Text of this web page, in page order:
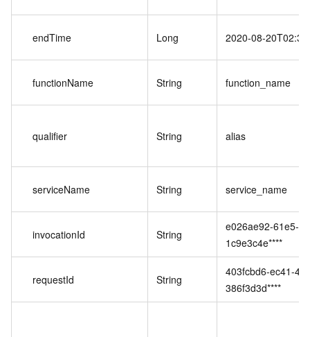
endTime Long 2020-08-
functionName String function_name
qualifier String alias
serviceName String service_name
invocationId String
e026ae92-61e5-
1c9e3c4e****
requestId String
403fcbd6-ec41-
386f3d3d****